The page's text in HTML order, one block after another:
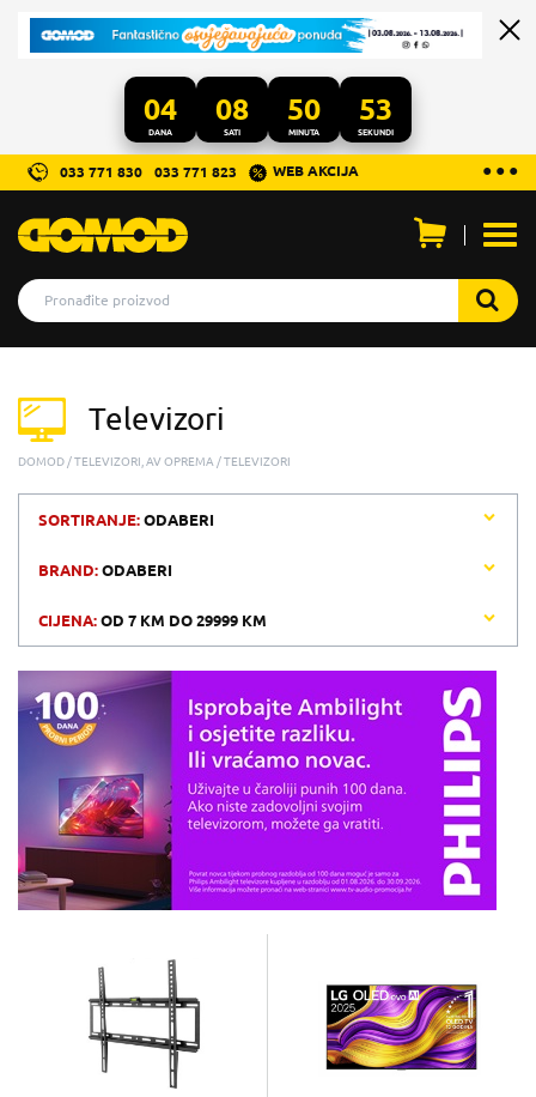
04
DANA
08
SATI
50
MINUTA
53
SEKUNDI
...
● ● ●
033 771 830 033 771 823 WEB AKCIJA
Televizori
DOMOD TELEVIZORI, AV OPREMA TELEVIZORI
SORTIRANJE:ODABERI
BRAND:ODABERI
CIJENA:OD 7 KM DO29999 KM